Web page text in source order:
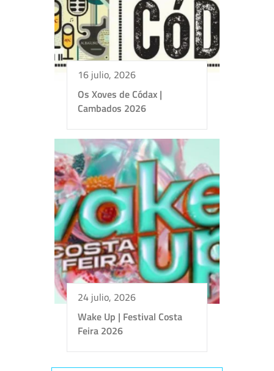
16 julio, 2026
Os Xoves de Códax |
Cambados 2026
24 julio, 2026
Wake Up | Festival Costa
Feira 2026